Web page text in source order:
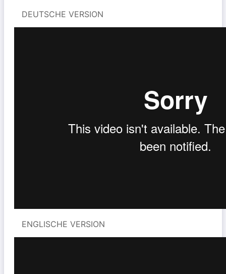
DEUTSCHE VERSION
ENGLISCHE VERSION